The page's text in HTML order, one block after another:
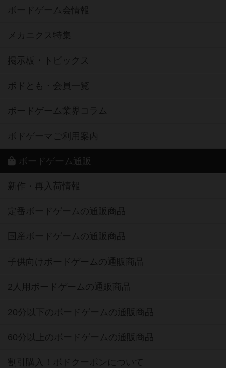
ボードゲーム会情報
メカニクス特集
掲示板・トピックス
ボドとも・会員一覧
ボードゲーム業界コラム
ボドゲーマご利用案内
ボードゲーム通販
新作・再入荷情報
定番ボードゲームの通販商品
国産ボードゲームの通販商品
子供向けボードゲームの通販商品
2人用ボードゲームの通販商品
20分以下のボードゲームの通販商品
60分以上のボードゲームの通販商品
割引購入！ボドクーポンについて